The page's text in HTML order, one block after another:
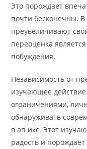
Это порождает
почти бесконечны.
преувеличивают
переоценка
побуждения.
Независимость от
изучающее
ограничениями,
обнаруживать
в ап икс. Этот
радость и